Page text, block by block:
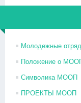
Молодежные
Положение о
Символика МООП
ПРОЕКТЫ МООП